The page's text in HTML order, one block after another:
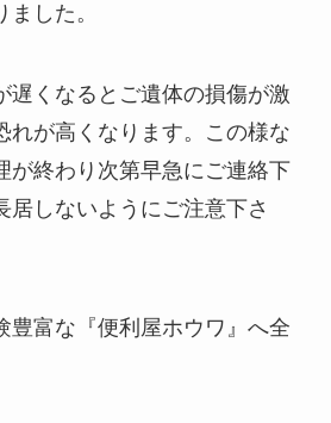
した。
遅くなるとご遺体の損傷が激
れが高くなります。この様な
が終わり次第早急にご連絡下
居しないようにご注意下さ
豊富な『便利屋ホウワ』へ全